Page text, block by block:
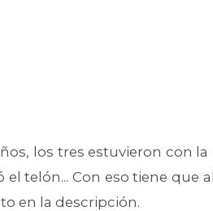
los tres estuvieron con
telón... Con eso tiene que
en la descripción.